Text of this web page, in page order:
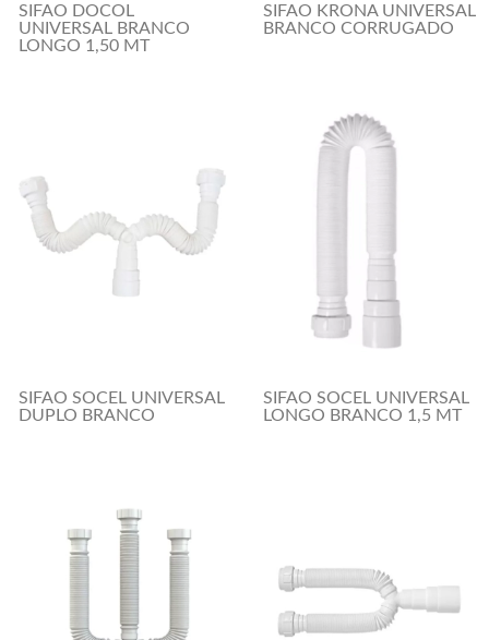
SIFAO DOCOL
UNIVERSAL BRANCO
LONGO 1,50 MT
SIFAO KRONA UNIVERSAL
BRANCO CORRUGADO
SIFAO SOCEL UNIVERSAL
DUPLO BRANCO
SIFAO SOCEL UNIVERSAL
LONGO BRANCO 1,5 MT